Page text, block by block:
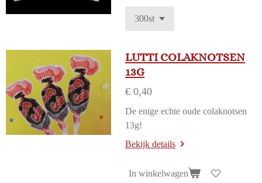
LUTTI COLAKNOTSEN
13G
€ 0,40
De enige echte oude colaknotsen
13g!
Bekijk details
In winkelwagen